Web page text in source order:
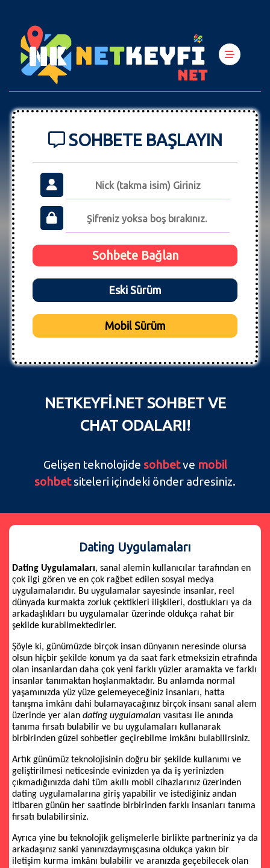
SOHBETE BAŞLAYIN
Sohbete Bağlan
Eski Sürüm
Mobil Sürüm
NETKEYFİ.NET SOHBET VE
CHAT ODALARI!
Gelişen teknolojide sohbetve mobil
sohbetsiteleri içindeki önder adresiniz.
Dating Uygulamaları
Dating Uygulamaları, sanal alemin kullanıcılar tarafından en
çok ilgi gören ve en çok rağbet edilen sosyal medya
uygulamalarıdır. Bu uygulamalar sayesinde insanlar, reel
dünyada kurmakta zorluk çektikleri ilişkileri, dostlukları ya da
arkadaşlıkları bu uygulamalar üzerinde oldukça rahat bir
şekilde kurabilmektedirler.
Şöyle ki, günümüzde birçok insan dünyanın neresinde olursa
olsun hiçbir şekilde konum ya da saat fark etmeksizin etrafında
olan insanlardan daha çok yeni farklı yüzler aramakta ve farklı
insanlar tanımaktan hoşlanmaktadır. Bu anlamda normal
yaşamınızda yüz yüze gelemeyeceğiniz insanları, hatta
tanışma imkânı dahi bulamayacağınız birçok insanı sanal alem
üzerinde yer alan dating uygulamaları vasıtası ile anında
tanıma fırsatı bulabilir ve bu uygulamaları kullanarak
birbirinden güzel sohbetler geçirebilme imkânı bulabilirsiniz.
Artık günümüz teknolojisinin doğru bir şekilde kullanımı ve
geliştirilmesi neticesinde evinizden ya da iş yerinizden
çıkmadığınızda dahi tüm akıllı mobil cihazlarınız üzerinden
dating uygulamalarına giriş yapabilir ve istediğiniz andan
itibaren günün her saatinde birbirinden farklı insanları tanıma
fırsatı bulabilirsiniz.
Ayrıca yine bu teknolojik gelişmelerle birlikte partneriniz ya da
arkadaşınız sanki yanınızdaymışçasına oldukça yakın bir
iletişim kurma imkânı bulabilir ve aranızda geçebilecek olan